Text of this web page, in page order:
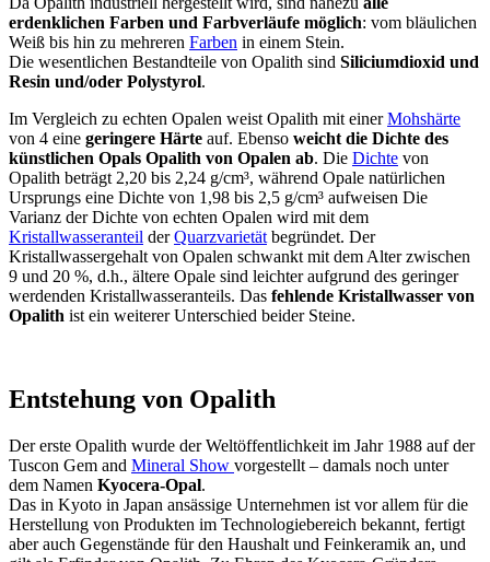
erdenklichen Farben und Farbverläufe möglich: vom bläulichen
Weiß bis hin zu mehreren Farben in einem Stein.
Die wesentlichen Bestandteile von Opalith sind Siliciumdioxid und
Resin und/oder Polystyrol.
Im Vergleich zu echten Opalen weist Opalith mit einerMohshärte
von 4 eine geringere Härte auf. Ebenso weicht die Dichte des
künstlichen Opals Opalith von Opalen ab. Die Dichte von
Opalith beträgt 2,20 bis 2,24 g/cm³, während Opale natürlichen
Ursprungs eine Dichte von 1,98 bis 2,5 g/cm³ aufweisen Die
Varianz der Dichte von echten Opalen wird mit dem
Kristallwasseranteil derQuarzvarietätbegründet. Der
Kristallwassergehalt von Opalen schwankt mit dem Alter zwischen
9 und 20 %, d.h., ältere Opale sind leichter aufgrund des geringer
werdenden Kristallwasseranteils. Das fehlende Kristallwasser von
Opalith ist ein weiterer Unterschied beider Steine.
Entstehung von Opalith
Der erste Opalith wurde der Weltöffentlichkeit im Jahr 1988 auf der
Tuscon Gem and Mineral Show vorgestellt – damals noch unter
dem Namen Kyocera-Opal.
Das in Kyoto in Japan ansässige Unternehmen ist vor allem für die
Herstellung von Produkten im Technologiebereich bekannt, fertigt
aber auch Gegenstände für den Haushalt und Feinkeramik an, und